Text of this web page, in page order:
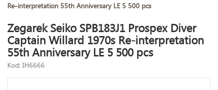
Re-interpretation 55th Anniversary LE 5 500 pcs
Zegarek Seiko SPB183J1 Prospex Diver
Captain Willard 1970s Re-interpretation
55th Anniversary LE 5 500 pcs
Kod: IH6666